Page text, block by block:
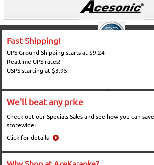
Fast Shipping!
UPS Ground Shipping starts at $9.24
Realtime UPS rates!
USPS starting at $3.95.
We'll beat any price
Check out our Specials Sales and see how you can save
storewide!
Click for details
Why Shop at AceKaraoke?